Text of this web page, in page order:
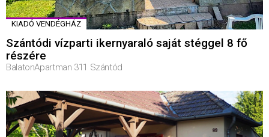
KIADÓ VENDÉGHÁZ
Szántódi vízparti ikernyaraló saját stéggel 8 fő
részére
BalatonApartman 311 Szántód